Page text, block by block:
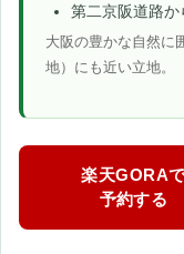
第二京阪道路か
大阪の豊かな自然に
地）にも近い立地。
楽天GORA
予約する